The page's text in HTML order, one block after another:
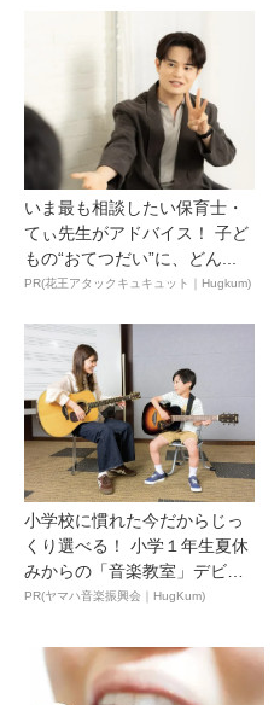
いま最も相談したい保育士・
てぃ先生がアドバイス！ 子ど
もの“おてつだい”に、どん...
PR(花王アタックキュキュット｜Hugkum)
小学校に慣れた今だからじっ
くり選べる！ 小学１年生夏休
みからの「音楽教室」デビ
ュ...
PR(ヤマハ音楽振興会｜HugKum)